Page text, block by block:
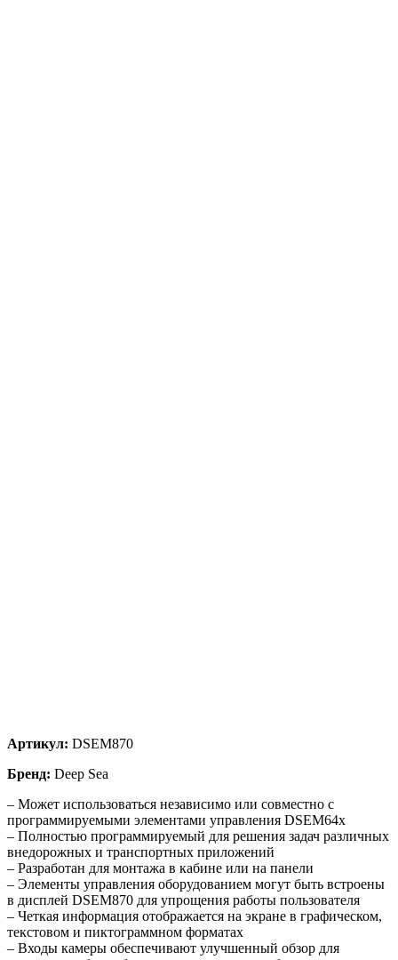
Артикул: DSEM870
Бренд: Deep Sea
– Может использоваться независимо или совместно с
программируемыми элементами управления DSEM64x
– Полностью программируемый для решения задач различных
внедорожных и транспортных приложений
– Разработан для монтажа в кабине или на панели
– Элементы управления оборудованием могут быть встроены
в дисплей DSEM870 для упрощения работы пользователя
– Четкая информация отображается на экране в графическом,
текстовом и пиктограммном форматах
– Входы камеры обеспечивают улучшенный обзор для